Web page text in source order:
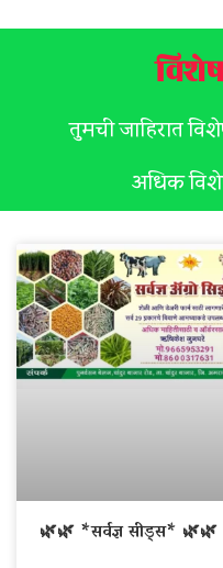
तुमची जाहिरात
अधिक
🌿🌿 *सर्वज्ञ सीड्स* 🌿🌿